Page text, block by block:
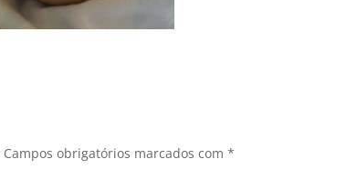
Campos obrigatórios marcados com*